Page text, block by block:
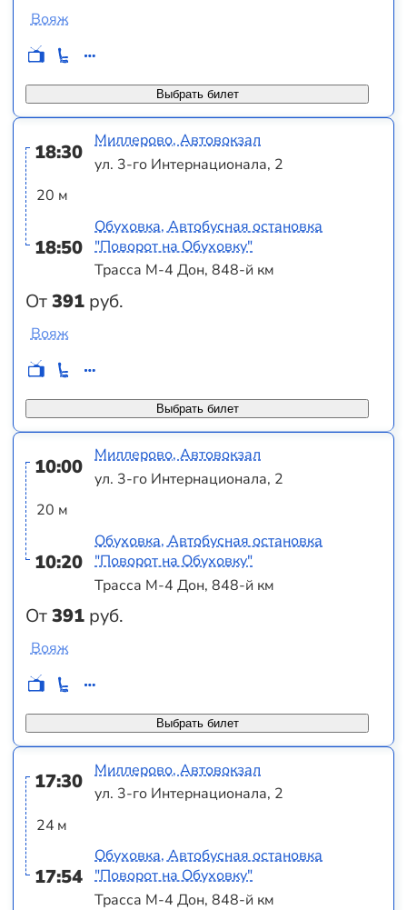
Выбрать билет
Вояж
18:30
20 м
18:50
От391 руб.
Миллерово, Автовокзал
ул. 3-го Интернационала, 2
Обуховка, Автобусная остановка
"Поворот на Обуховку"
Трасса М-4 Дон, 848-й км
Выбрать билет
Вояж
10:00
20 м
10:20
От391 руб.
Миллерово, Автовокзал
ул. 3-го Интернационала, 2
Обуховка, Автобусная остановка
"Поворот на Обуховку"
Трасса М-4 Дон, 848-й км
Выбрать билет
Вояж
17:30
24 м
17:54
Миллерово, Автовокзал
ул. 3-го Интернационала, 2
Обуховка, Автобусная остановка
"Поворот на Обуховку"
Трасса М-4 Дон, 848-й км